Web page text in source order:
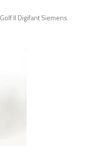
Golf II Digifant Siemens